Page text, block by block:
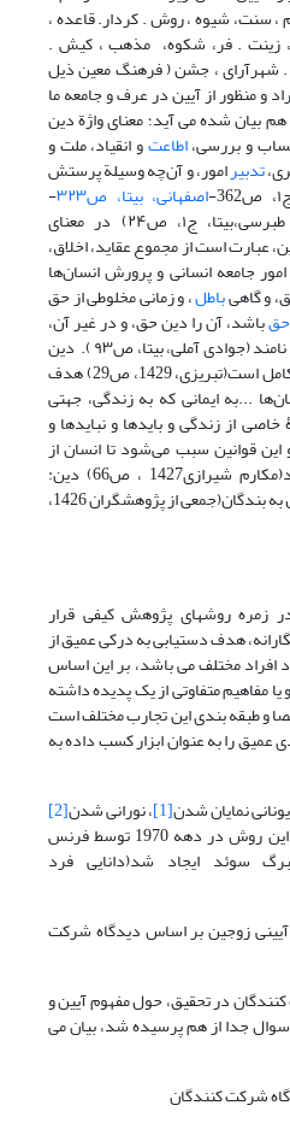
سنت، شیوه ، روش . کردار. قاعده ،
زینت . فر، شکوه، مذهب ، کیش .
. شهرآرای ، جشن ( فرهنگ معین ذیل
و منظور از آیین در عرف و جامعه ما
بیان شده می آید؛ معنای واژة دین
و بررسی،اطاعتو انقیاد، ملت و
تدبیرامور، و آن‌چه وسیلة پرستش
اصفهانی، بیتا، ص۳۲۳ -
طریحی1375، ج۲، ص-7776- طبرسی،بیتا، ج۱، ص۲۴) در معنای
عبارت است از مجموع عقاید، اخلاق،
جامعه انسانی و پرورش انسان‌ها
و گاهیباطل، و زمانی مخلوطی از حق
حقباشد، آن را دین حق، و در غیر آن،
دین باطل یا التقاطی از حق و باطل نامند (جوادی آملی، بیتا، ص۹۳ ). دین
یک نهضت همه جانبه به سوى تکامل است(تبریزى، 1429، ص29) هدف
...به ایمانى که به زندگى، جهتى
از زندگى و بایدها و نبایدها و
قوانین سبب مى‌شود تا انسان از
گذرگاه حیات به سلامت بگذرد(مکارم شیرازى1427 ، ص66) دین:
مجموع دستورهاى خداوند متعال به بندگان(جمعى از پژوهشگران 1426،
زمره روشهای پژوهش کیفی قرار
هدف دستیابی به درکی عمیق از
افراد مختلف می باشد، بر این اساس
مفاهیم متفاوتی از یک پدیده داشته
و طبقه بندی این تجارب مختلف است
عمیق را به عنوان ابزار کسب داده به
نمایان شدن[1] ، نورانی شدن[2]
و توصیف یک چیز، ریشه دارد، این روش در دهه 1970 توسط فرنس
سوئد ایجاد شد(دانایی فرد
آیینی زوجین بر اساس دیدگاه شرکت
در تحقیق، حول مفهوم آیین و
جدا از هم پرسیده شد، بیان می